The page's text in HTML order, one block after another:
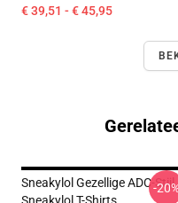
€ 39,51 - € 45,95
Sneakylol Gezellige ADC-Stijl
-